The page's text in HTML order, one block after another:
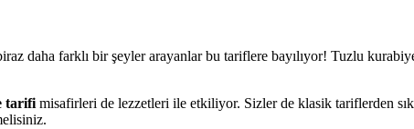
daha farklı bir şeyler arayanlar bu tariflere bayılıyor! Tuzlu
tarifi misafirleri de lezzetleri ile etkiliyor. Sizler de klasik tariflerden